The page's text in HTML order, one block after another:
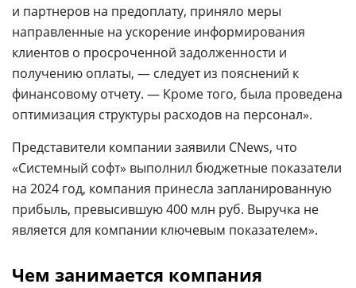
и партнеров на предоплату, приняло меры
направленные на ускорение информирования
клиентов о просроченной задолженности и
получению оплаты, — следует из пояснений к
финансовому отчету. — Кроме того, была проведена
оптимизация структуры расходов на персонал».
Представители компании заявили CNews, что
«Системный софт» выполнил бюджетные показатели
на 2024 год, компания принесла запланированную
прибыль, превысившую 400 млн руб. Выручка не
является для компании ключевым показателем».
Чем занимается компания